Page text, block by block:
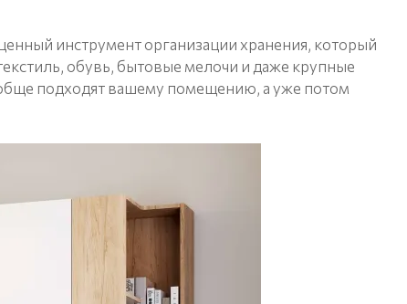
инструмент организации хранения, который
обувь, бытовые мелочи и даже крупные
подходят вашему помещению, а уже потом